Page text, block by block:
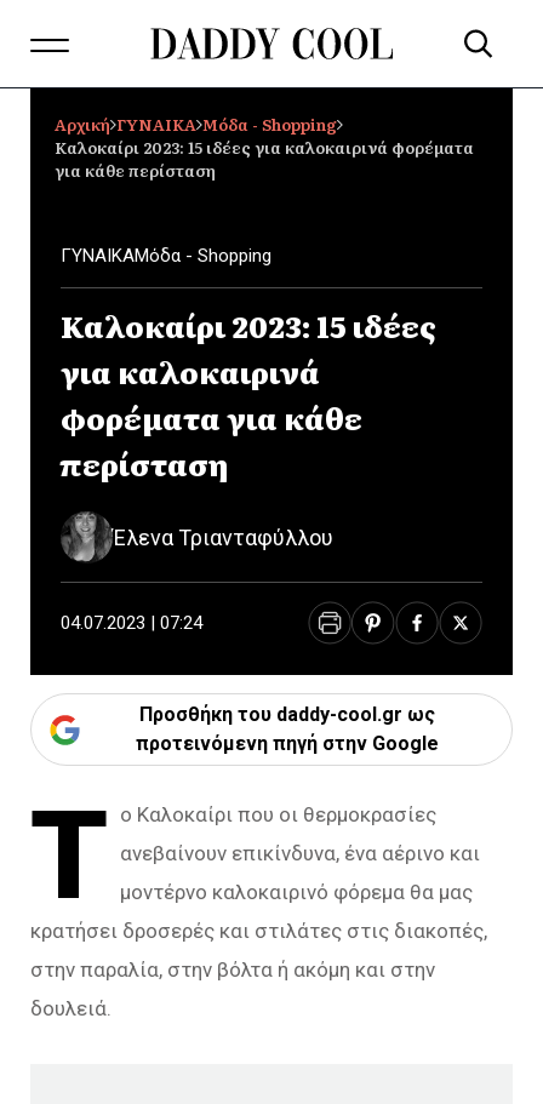
Αρχική ΓΥΝΑΙΚΑ Μόδα - Shopping
Καλοκαίρι 2023: 15 ιδέες για καλοκαιρινά φορέματα
για κάθε περίσταση
ΓΥΝΑΙΚΑΜόδα - Shopping
Καλοκαίρι 2023: 15 ιδέες
για καλοκαιρινά
φορέματα για κάθε
περίσταση
Έλενα Τριανταφύλλου
04.07.2023 | 07:24
Προσθήκη του daddy-cool.gr ως
προτεινόμενη πηγή στην Google
Τ ο Καλοκαίρι που οι θερμοκρασίες
ανεβαίνουν επικίνδυνα, ένα αέρινο και
μοντέρνο καλοκαιρινό φόρεμα θα μας
κρατήσει δροσερές και στιλάτες στις διακοπές,
στην παραλία, στην βόλτα ή ακόμη και στην
δουλειά.